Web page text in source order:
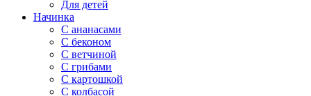
Для детей
Начинка
С ананасами
С беконом
С ветчиной
С грибами
С картошкой
С колбасой